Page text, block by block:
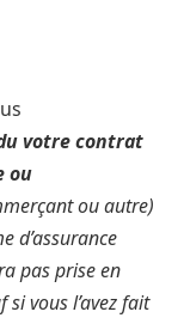
votre contrat
ou
ou autre)
d’assurance
pas prise en
vous l’avez fait